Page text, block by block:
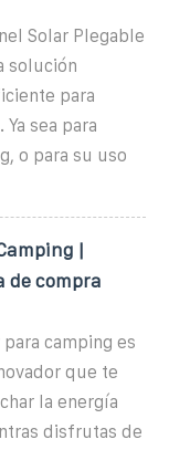
Solar Plegable
solución
para
sea para
o para su uso
|
de compra
camping es
que te
la energía
disfrutas de